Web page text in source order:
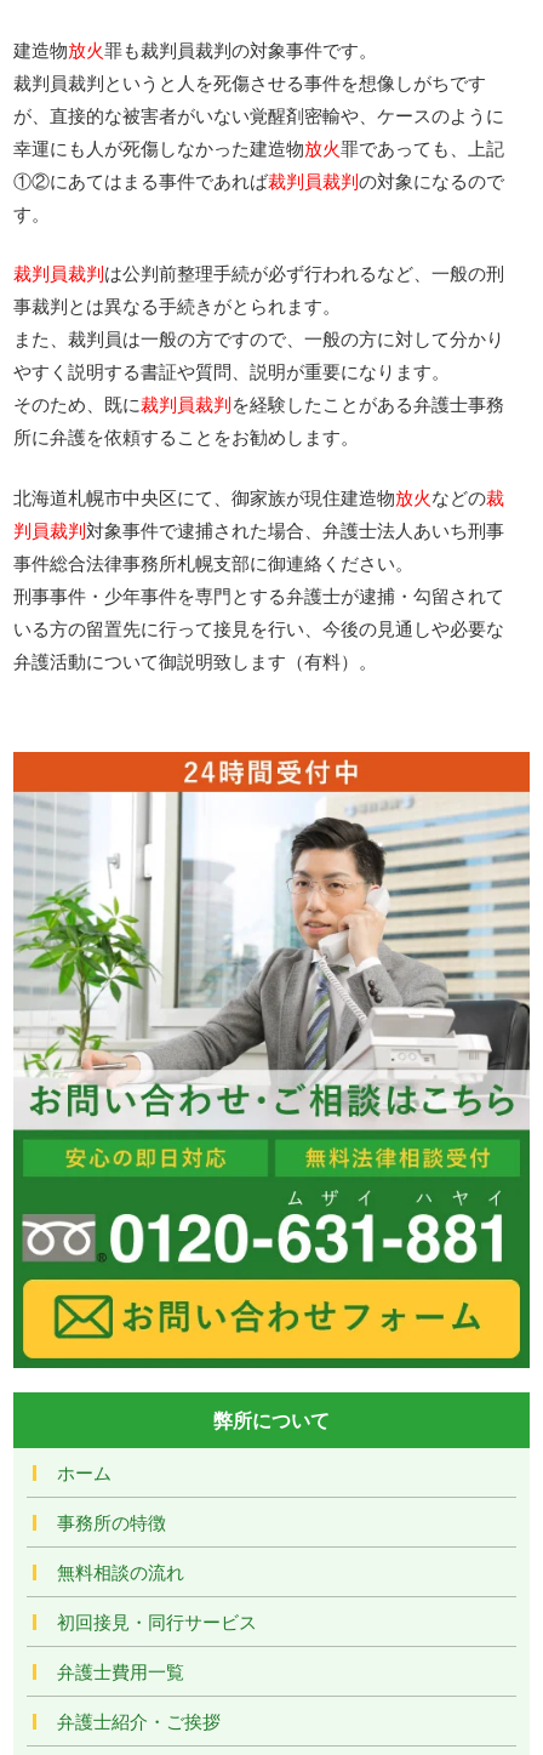
建造物放火罪も裁判員裁判の対象事件です。
裁判員裁判というと人を死傷させる事件を想像しがちです
が、直接的な被害者がいない覚醒剤密輸や、ケースのように
幸運にも人が死傷しなかった建造物放火罪であっても、上記
①②にあてはまる事件であれば裁判員裁判の対象になるので
す。
裁判員裁判は公判前整理手続が必ず行われるなど、一般の刑
事裁判とは異なる手続きがとられます。
また、裁判員は一般の方ですので、一般の方に対して分かり
やすく説明する書証や質問、説明が重要になります。
そのため、既に裁判員裁判を経験したことがある弁護士事務
所に弁護を依頼することをお勧めします。
北海道札幌市中央区にて、御家族が現住建造物放火などの裁
判員裁判対象事件で逮捕された場合、弁護士法人あいち刑事
事件総合法律事務所札幌支部に御連絡ください。
刑事事件・少年事件を専門とする弁護士が逮捕・勾留されて
いる方の留置先に行って接見を行い、今後の見通しや必要な
弁護活動について御説明致します（有料）。
弊所について
ホーム
事務所の特徴
無料相談の流れ
初回接見・同行サービス
弁護士費用一覧
弁護士紹介・ご挨拶